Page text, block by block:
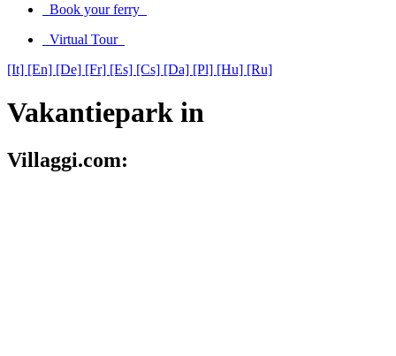
Book your ferry
Virtual Tour
[It] [En] [De] [Fr] [Es] [Cs] [Da] [Pl] [Hu] [Ru]
Vakantiepark in
Villaggi.com: